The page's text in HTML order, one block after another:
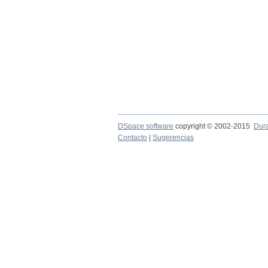
DSpace software copyright © 2002-2015
Contacto
Sugerencias